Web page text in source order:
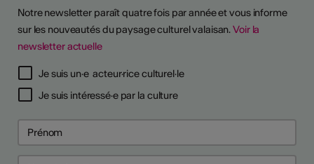
Notre newsletter paraît quatre fois par année et vous informe
sur les nouveautés du paysage culturel valaisan.Voir la
newsletter actuelle
Je suis un·e acteur·rice culturel·le
Je suis intéressé·e par la culture